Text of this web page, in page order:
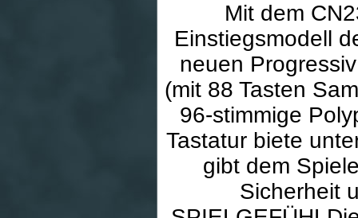
Mit dem
Einstiegsmodell
neuen
(mit 88 Tasten
96-stimmige
Tastatur biete
gibt dem
Sicherheit